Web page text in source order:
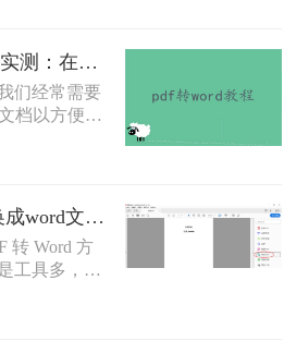
本文将介绍
PDF转Word免费方法实测：在线工具、Word内置功能与手动复制3种方式对比！
们经常需要
档以方便编
转成word
使用的PDF
电脑上如何把pdf转换成word文档？这3个高效精准的方法，让你办公效能翻倍！
转 Word 方
工具多，而
“PDF 转
目报告需提